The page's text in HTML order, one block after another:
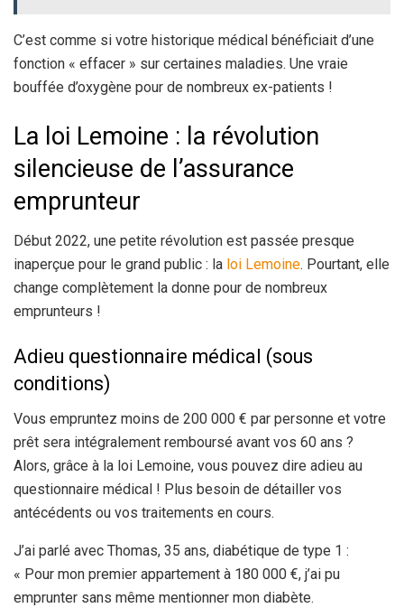
C’est comme si votre historique médical bénéficiait d’une
fonction « effacer » sur certaines maladies. Une vraie
bouffée d’oxygène pour de nombreux ex-patients !
La loi Lemoine : la révolution
silencieuse de l’assurance
emprunteur
Début 2022, une petite révolution est passée presque
inaperçue pour le grand public : la loi Lemoine. Pourtant, elle
change complètement la donne pour de nombreux
emprunteurs !
Adieu questionnaire médical (sous
conditions)
Vous empruntez moins de 200 000 € par personne et votre
prêt sera intégralement remboursé avant vos 60 ans ?
Alors, grâce à la loi Lemoine, vous pouvez dire adieu au
questionnaire médical ! Plus besoin de détailler vos
antécédents ou vos traitements en cours.
J’ai parlé avec Thomas, 35 ans, diabétique de type 1 :
« Pour mon premier appartement à 180 000 €, j’ai pu
emprunter sans même mentionner mon diabète.